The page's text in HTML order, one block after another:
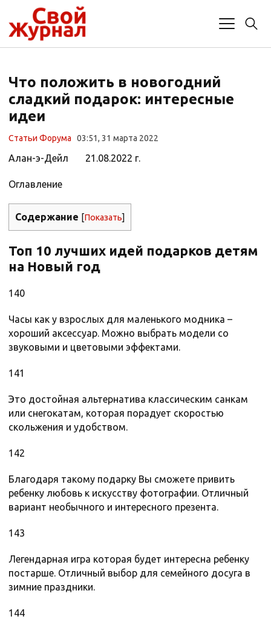
Что положить в новогодний
сладкий подарок: интересные
идеи
Статьи Форума 03:51, 31 марта 2022
Алан-э-Дейл 21.08.2022 г.
Оглавление
Содержание [Показать]
Топ 10 лучших идей подарков детям
на Новый год
140
Часы как у взрослых для маленького модника –
хороший аксессуар. Можно выбрать модели со
звуковыми и цветовыми эффектами.
141
Это достойная альтернатива классическим санкам
или снегокатам, которая порадует скоростью
скольжения и удобством.
142
Благодаря такому подарку Вы сможете привить
ребенку любовь к искусству фотографии. Отличный
вариант необычного и интересного презента.
143
Легендарная игра которая будет интересна ребенку
постарше. Отличный выбор для семейного досуга в
зимние праздники.
144